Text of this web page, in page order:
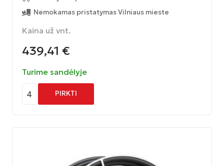
Nemokamas pristatymas Vilniaus mieste
Kaina už vnt.
439,41 €
Turime sandėlyje
4 PIRKTI